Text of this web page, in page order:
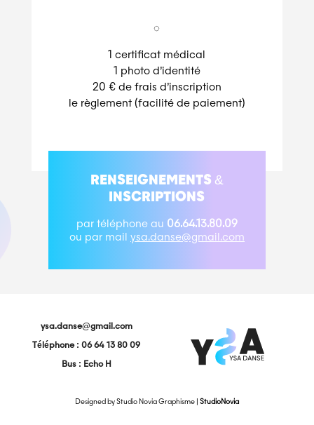
◌
1 certificat médical
1 photo d’identité
20 € de frais d’inscription
le règlement (facilité de paiement)
RENSEIGNEMENTS &
INSCRIPTIONS
par téléphone au 06.64.13.80.09
ou par mail ysa.danse@gmail.com
ysa.danse@gmail.com
Téléphone : 06 64 13 80 09
Bus : Echo H
Designed by Studio Novia Graphisme | StudioNovia